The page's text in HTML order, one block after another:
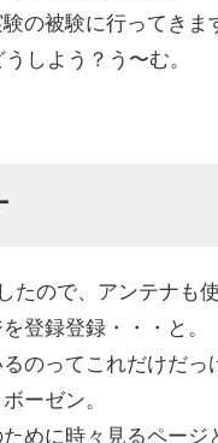
の被験に行ってきま
しよう？う〜む。
たので、アンテナも
登録登録・・・と。
のってこれだけだっ
ーゼン。
めに時々見るペー